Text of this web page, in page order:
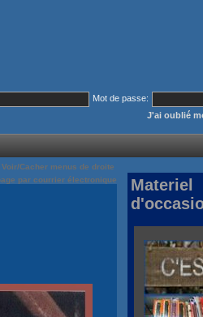
Mot de passe:
J'ai oublié
Voir/Cacher menus de droite
par courrier électronique
Materiel